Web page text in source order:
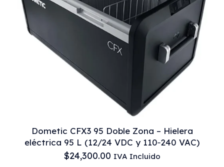
Dometic CFX3 95 Doble Zona – Hielera
eléctrica 95 L (12/24 VDC y 110‑240 VAC)
$24,300.00 IVA Incluido